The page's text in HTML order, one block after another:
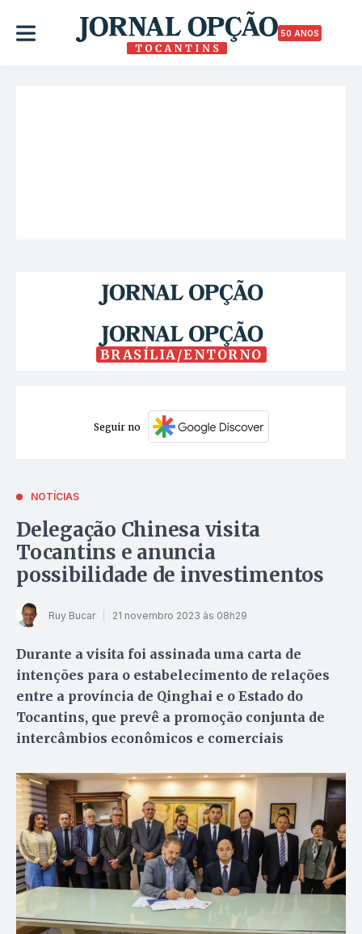
50 ANOS
BRASÍLIA/ENTORNO
Seguir no
NOTÍCIAS
Delegação Chinesa visita
Tocantins e anuncia
possibilidade de investimentos
Ruy Bucar 21 novembro 2023 às 08h29
Durante a visita foi assinada uma carta de
intenções para o estabelecimento de relações
entre a província de Qinghai e o Estado do
Tocantins, que prevê a promoção conjunta de
intercâmbios econômicos e comerciais